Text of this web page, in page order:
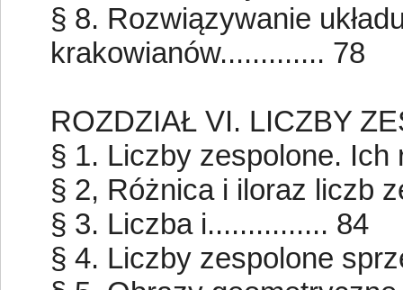
§ 8. Rozwiązywanie
krakowianów............. 78
ROZDZIAŁ VI. LICZBY
§ 1. Liczby zespolone.
§ 2, Różnica i iloraz liczb
§ 3. Liczba i............... 84
§ 4. Liczby zespolone